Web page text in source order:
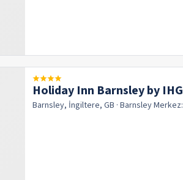
Holiday Inn Barnsley by IHG
Barnsley, İngiltere, GB · BarnsleyMerkez: